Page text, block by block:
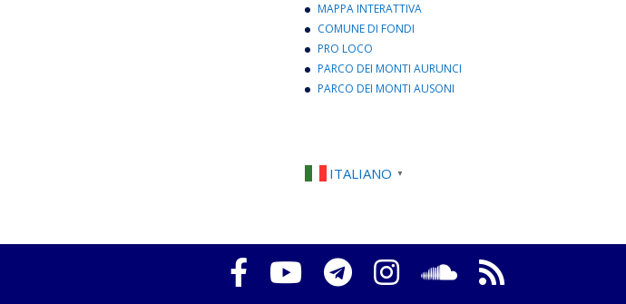
MAPPA INTERATTIVA
COMUNE DI FONDI
PRO LOCO
PARCO DEI MONTI AURUNCI
PARCO DEI MONTI AUSONI
ITALIANO ▼